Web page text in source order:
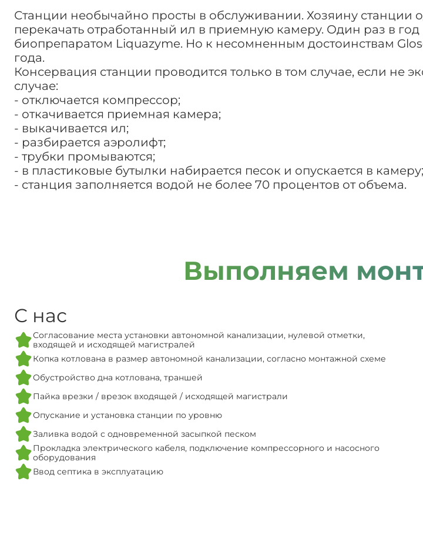
Станции необычайно просты в обслуживании. Хозяину станции
перекачать отработанный ил в приемную камеру. Один раз в
биопрепаратом Liquazyme. Но к несомненным достоинствам
года.
Консервация станции проводится только в том случае, если не
случае:
- отключается компрессор;
- откачивается приемная камера;
- выкачивается ил;
- разбирается аэролифт;
- трубки промываются;
- в пластиковые бутылки набирается песок и опускается в камеру;
- станция заполняется водой не более 70 процентов от объема.
Выполняем
С нас
Согласование места установки автономной канализации, нулевой отметки,
входящей и исходящей магистралей
Копка котлована в размер автономной канализации, согласно монтажной схеме
Обустройство дна котлована, траншей
Пайка врезки / врезок входящей / исходящей магистрали
Опускание и установка станции по уровню
Заливка водой с одновременной засыпкой песком
Прокладка электрического кабеля, подключение компрессорного и насосного
оборудования
Ввод септика в эксплуатацию